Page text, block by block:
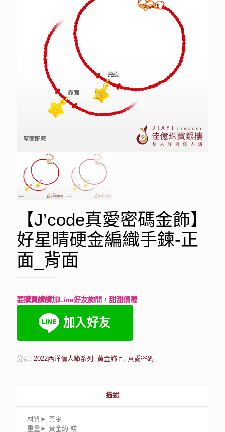
【J’code真愛密碼金飾】
好星晴硬金編織手鍊-正
面_背面
要購買請請加Line好友詢問，甜甜價喔
分類: 2022西洋情人節系列 , 黃金飾品, 真愛密碼
描述
材質► 黃金
重量► 黃金約 錢